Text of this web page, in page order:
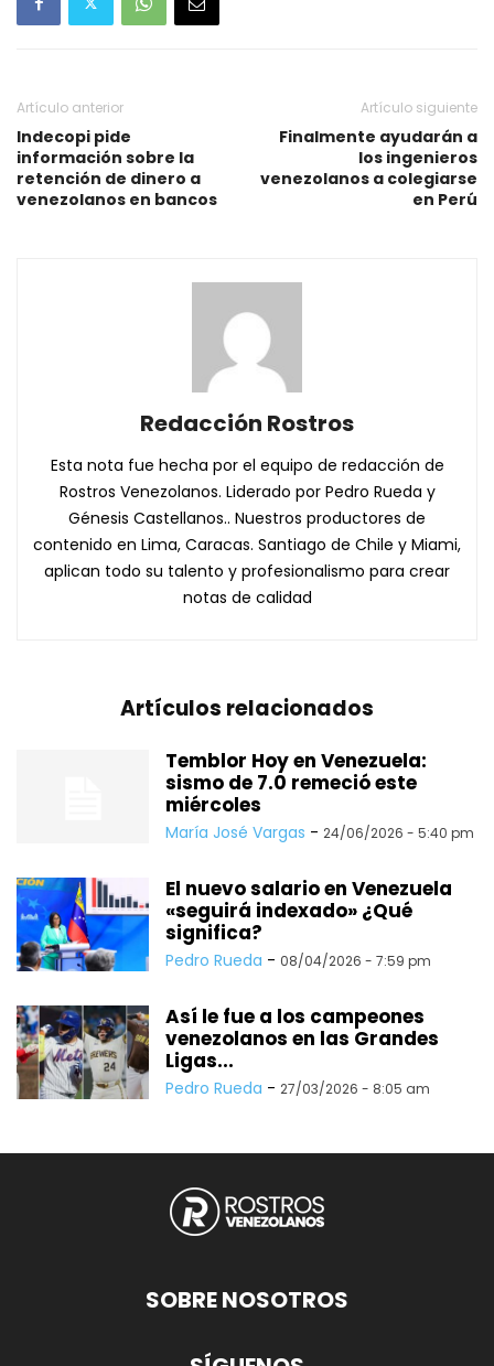
Artículo anterior
Indecopi pide
información sobre la
retención de dinero a
venezolanos en bancos
Artículo siguiente
Finalmente ayudarán a
los ingenieros
venezolanos a colegiarse
en Perú
Redacción Rostros
Esta nota fue hecha por el equipo de redacción de
Rostros Venezolanos. Liderado por Pedro Rueda y
Génesis Castellanos.. Nuestros productores de
contenido en Lima, Caracas. Santiago de Chile y Miami,
aplican todo su talento y profesionalismo para crear
notas de calidad
Artículos relacionados
Temblor Hoy en Venezuela:
sismo de 7.0 remeció este
miércoles
María José Vargas - 24/06/2026 - 5:40 pm
El nuevo salario en Venezuela
«seguirá indexado» ¿Qué
significa?
Pedro Rueda - 08/04/2026 - 7:59 pm
Así le fue a los campeones
venezolanos en las Grandes
Ligas...
Pedro Rueda - 27/03/2026 - 8:05 am
SOBRE NOSOTROS